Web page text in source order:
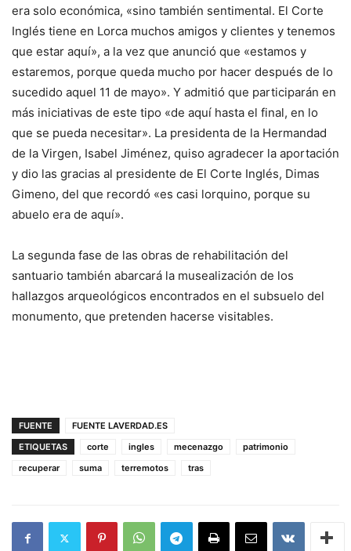
era solo económica, «sino también sentimental. El Corte
Inglés tiene en Lorca muchos amigos y clientes y tenemos
que estar aquí», a la vez que anunció que «estamos y
estaremos, porque queda mucho por hacer después de lo
sucedido aquel 11 de mayo». Y admitió que participarán en
más iniciativas de este tipo «de aquí hasta el final, en lo
que se pueda necesitar». La presidenta de la Hermandad
de la Virgen, Isabel Jiménez, quiso agradecer la aportación
y dio las gracias al presidente de El Corte Inglés, Dimas
Gimeno, del que recordó «es casi lorquino, porque su
abuelo era de aquí».
La segunda fase de las obras de rehabilitación del
santuario también abarcará la musealización de los
hallazgos arqueológicos encontrados en el subsuelo del
monumento, que pretenden hacerse visitables.
FUENTE
FUENTE LAVERDAD.ES
ETIQUETAS
corte ingles mecenazgo
patrimonio
recuperar
suma terremotos tras